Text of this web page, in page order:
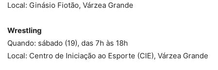
Local: Ginásio Fiotão, Várzea Grande
Wrestling
Quando: sábado (19), das 7h às 18h
Local: Centro de Iniciação ao Esporte (CIE), Várzea Grande